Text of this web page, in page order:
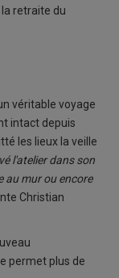
retraite du
véritable voyage
intact depuis
les lieux la veille
l'atelier dans son
au mur ou encore
Christian
permet plus de